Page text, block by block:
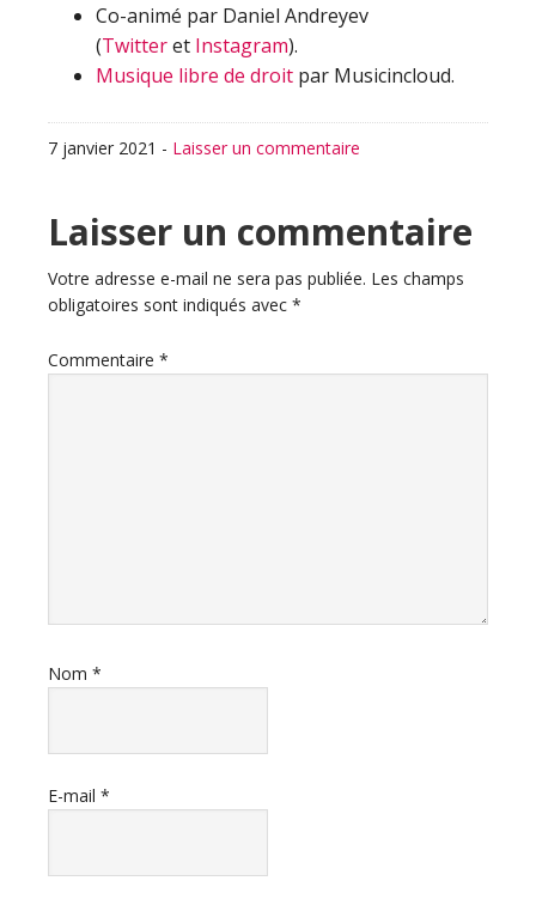
Co-animé par Daniel Andreyev
(Twitteret Instagram).
Musique libre de droit par Musicincloud.
7 janvier 2021 - Laisser un commentaire
Interactions
du
lecteur
Laisser un commentaire
Votre adresse e-mail ne sera pas publiée. Les champs
obligatoires sont indiqués avec *
Commentaire *
Nom *
E-mail *